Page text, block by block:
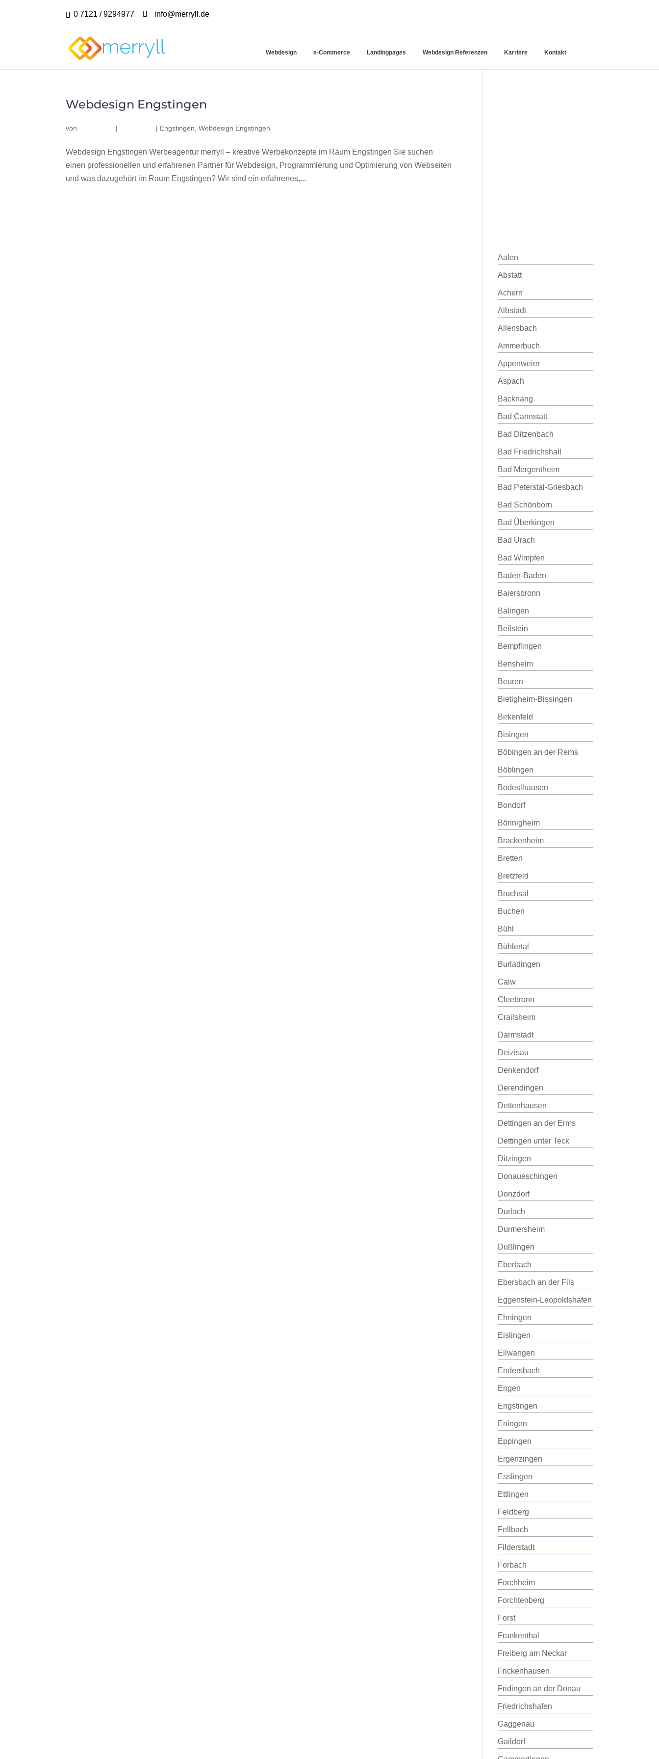
0 7121 / 9294977 info@merryll.de
Webdesign e-Commerce Landingpages Webdesign Referenzen Karriere Kontakt
Webdesign Engstingen
von | | Engstingen ,Webdesign Engstingen
Webdesign Engstingen Werbeagentur merryll – kreative Werbekonzepte im Raum Engstingen Sie suchen
einen professionellen und erfahrenen Partner für Webdesign, Programmierung und Optimierung von Webseiten
und was dazugehört im Raum Engstingen? Wir sind ein erfahrenes,...
Aalen
Abstatt
Achern
Albstadt
Allensbach
Ammerbuch
Appenweier
Aspach
Backnang
Bad Cannstatt
Bad Ditzenbach
Bad Friedrichshall
Bad Mergentheim
Bad Peterstal-Griesbach
Bad Schönborn
Bad Überkingen
Bad Urach
Bad Wimpfen
Baden-Baden
Baiersbronn
Balingen
Beilstein
Bempflingen
Bensheim
Beuren
Bietigheim-Bissingen
Birkenfeld
Bisingen
Böbingen an der Rems
Böblingen
Bodeslhausen
Bondorf
Bönnigheim
Brackenheim
Bretten
Bretzfeld
Bruchsal
Buchen
Bühl
Bühlertal
Burladingen
Calw
Cleebronn
Crailsheim
Darmstadt
Deizisau
Denkendorf
Derendingen
Dettenhausen
Dettingen an der Erms
Dettingen unter Teck
Ditzingen
Donaueschingen
Donzdorf
Durlach
Durmersheim
Dußlingen
Eberbach
Ebersbach an der Fils
Eggenstein-Leopoldshafen
Ehningen
Eislingen
Ellwangen
Endersbach
Engen
Engstingen
Eningen
Eppingen
Ergenzingen
Esslingen
Ettlingen
Feldberg
Fellbach
Filderstadt
Forbach
Forchheim
Forchtenberg
Forst
Frankenthal
Freiberg am Neckar
Frickenhausen
Fridingen an der Donau
Friedrichshafen
Gaggenau
Gaildorf